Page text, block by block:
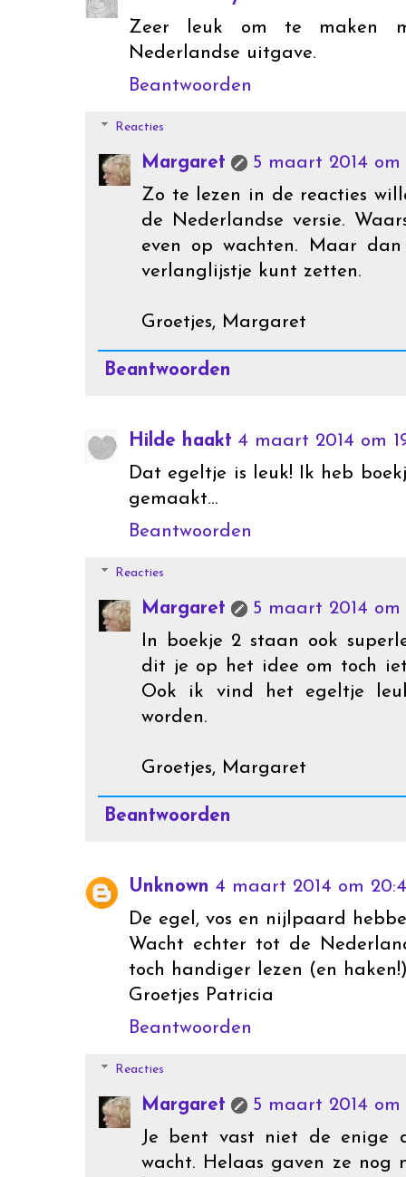
Zeer leuk om te maken
Nederlandse uitgave.
Beantwoorden
Reacties
Margaret
5 maart 2014 om
Zo te lezen in de reacties
de Nederlandse versie.
even op wachten. Maar
verlanglijstje kunt zetten.
Groetjes, Margaret
Beantwoorden
Hilde haakt 4 maart 2014 om
Dat egeltje is leuk! Ik heb
gemaakt...
Beantwoorden
Reacties
Margaret
5 maart 2014 om
In boekje 2 staan ook
dit je op het idee om toch
Ook ik vind het egeltje
worden.
Groetjes, Margaret
Beantwoorden
Unknown 4 maart 2014 om
De egel, vos en nijlpaard
Wacht echter tot de
toch handiger lezen (en
Groetjes Patricia
Beantwoorden
Reacties
Margaret
5 maart 2014 om
Je bent vast niet de enige
wacht. Helaas gaven ze nog